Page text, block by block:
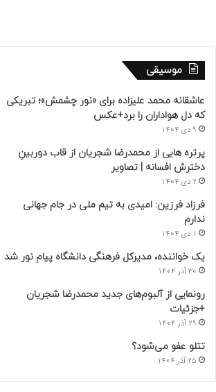
موسیقی
عاشقانه محمد علیزاده برای «نور چشمش»؛ تبریکی
که دل هواداران را برد+عکس
9 دی 1404
پرتره هایی از محمدرضا شجریان از قاب دوربینِ
دخترش افسانه | تصاویر
2 دی 1404
فرزاد فرزین: امیدی به تیم ملی در جام جهانی
ندارم
1 دی 1404
یک خواننده، مدیرکل فرهنگی دانشگاه پیام نور شد
30 آذر 1404
رونمایی از آلبوم‌های جدید محمدرضا شجریان
+جزئیات
29 آذر 1404
تتلو عفو می‌شود؟
25 آذر 1404